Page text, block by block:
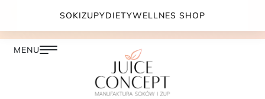
DARMOWA DOSTAWA PRZY ZAMÓWIENIU JUŻ OD
SOKIZUPYDIETYWELLNES SHOP